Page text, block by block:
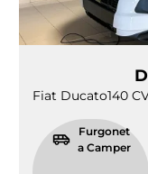
Fiat Ducato140
Furgonet
a Camper